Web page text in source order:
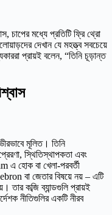
চাপের মধ্যে প্রতিটি ফ্রি থ্রো
দেখান যে মহত্ত্ব সবচেয়ে
প্রায়ই বলেন, “তিনি চূড়ান্ত
মূলিত। তিনি
স্থিতিস্থাপকতা এবং
এ হোক বা খেলা-পরবর্তী
বা জেতার বিষয়ে নয় – এটি
তার কব্জি ব্যান্ডগুলি প্রায়ই
নীতিগুলির একটি নীরব